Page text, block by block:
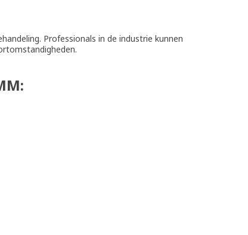
Professionals in de industrie kunnen